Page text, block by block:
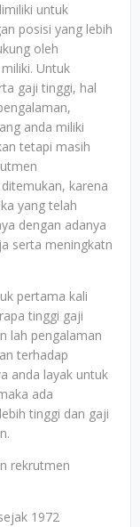
untuk
posisi yang lebih
oleh
Untuk
gaji tinggi, hal
anda miliki
tetapi masih
karena
yang telah
dengan adanya
serta meningkatn
pertama kali
tinggi gaji
lah pengalaman
terhadap
anda layak untuk
ada
tinggi dan gaji
rekrutmen
1972